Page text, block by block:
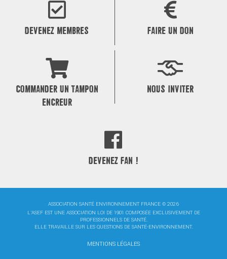
DEVENEZ MEMBRES FAIRE UN DON
COMMANDER UN TAMPON
ENCREUR
NOUS INVITER
DEVENEZ FAN !
ASSOCIATION SANTÉ ENVIRONNEMENT FRANCE © 2026
L'ASEF EST UNE ASSOCIATION LOI DE 1901 COMPOSÉE EXCLUSIVEMENT DE
PROFESSIONNELS DE SANTÉ.
ELLE TRAVAILLE SUR LES QUESTIONS DE SANTÉ-ENVIRONNEMENT.
MENTIONS LÉGALES